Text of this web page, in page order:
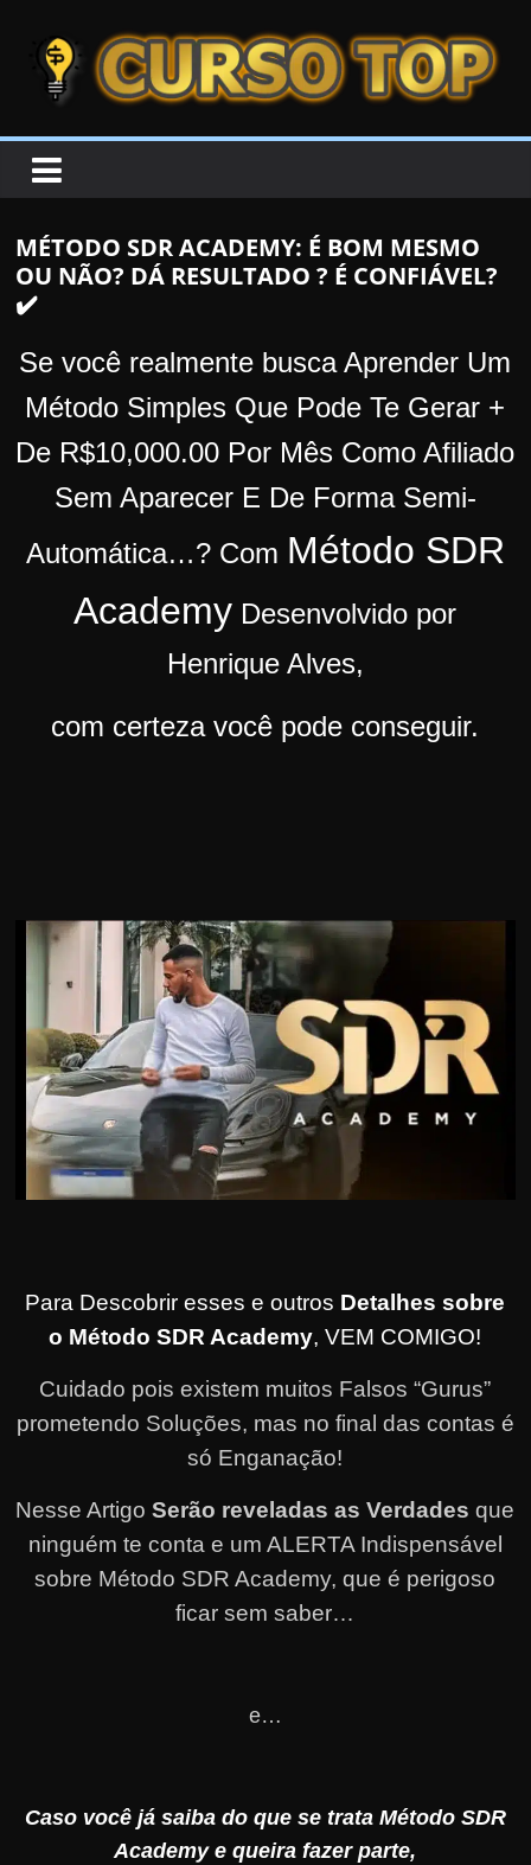
CURSOTOP
s
e
l
o
s
MÉTODO SDR ACADEMY: É BOM MESMO
OU NÃO? DÁ RESULTADO ? É CONFIÁVEL?
✔️
Se você realmente busca Aprender Um
Método Simples Que Pode Te Gerar +
De R$10,000.00 Por Mês Como Afiliado
Sem Aparecer E De Forma Semi-
Automática…? Com Método SDR
Academy Desenvolvido por
Henrique Alves,
com certeza você pode conseguir.
Para Descobrir esses e outros Detalhes sobre
o Método SDR Academy, VEM COMIGO!
Cuidado pois existem muitos Falsos “Gurus”
prometendo Soluções, mas no final das contas é
só Enganação!
Nesse ArtigoSerão reveladas as Verdades que
ninguém te conta e um ALERTA Indispensável
sobre Método SDR Academy, que é perigoso
ficar sem saber…
e…
Caso você já saiba do que se trata Método SDR
Academy e queira fazer parte,